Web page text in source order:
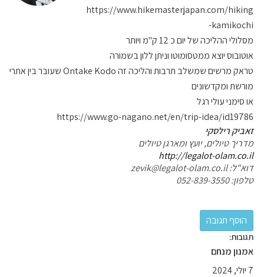
https://www.hikemasterjapan.com/hiking
-kamikochi
מסלולי ההליכה של יום כ 12 ק"מ ויותר
אוטובוס יוצא ממטסומוטו וניתן ללון בשמורה
טראק מרשים שמשלב תרבות והליכה זה Ontake Kodo שעובר בין אתרי
מורשת ומקדשונים
או סימני עולי רגל
https://www.go-nagano.net/en/trip-idea/id19786
זאביק רילסקי
מדריך טיולים, יועץ ומארגן טיולים
http://legalot-olam.co.il
דוא"ל: zevik@legalot-olam.co.il
טלפון: 052-839-3550
תגובות:
אמנון מנחם
7 יולי, 2024